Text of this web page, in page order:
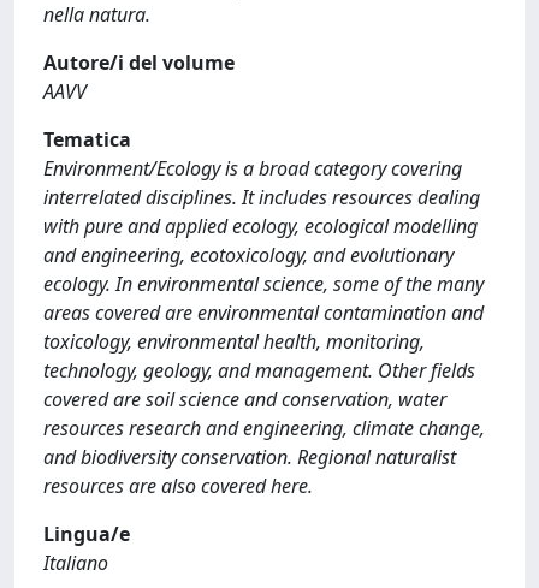
nella natura.
Autore/i del volume
AAVV
Tematica
Environment/Ecology is a broad category covering
interrelated disciplines. It includes resources dealing
with pure and applied ecology, ecological modelling
and engineering, ecotoxicology, and evolutionary
ecology. In environmental science, some of the many
areas covered are environmental contamination and
toxicology, environmental health, monitoring,
technology, geology, and management. Other fields
covered are soil science and conservation, water
resources research and engineering, climate change,
and biodiversity conservation. Regional naturalist
resources are also covered here.
Lingua/e
Italiano